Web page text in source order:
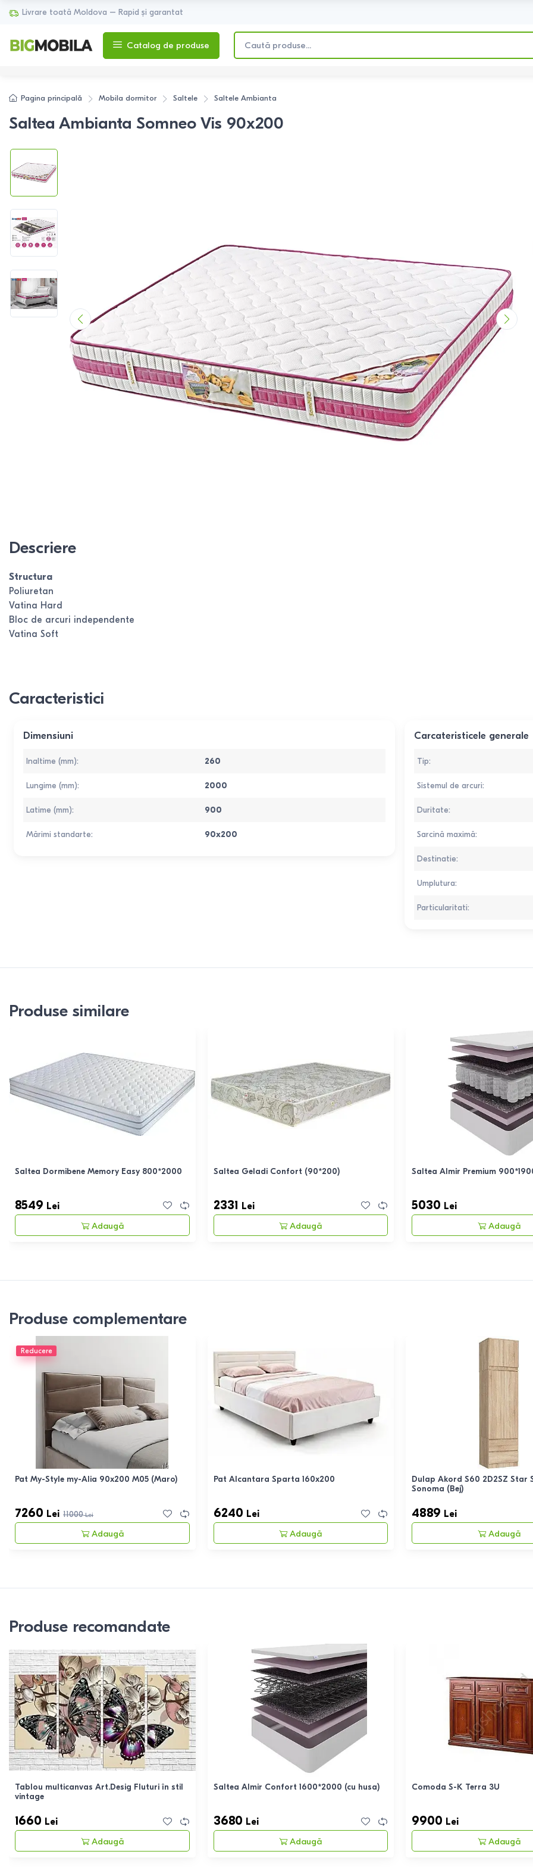
Livrare toată Moldova – Rapid și garantat
Catalog de produse
Pagina principală Mobila dormitor Saltele Saltele Ambianta
Saltea Ambianta Somneo Vis 90x200
Descriere
Structura
Poliuretan
Vatina Hard
Bloc de arcuri independente
Vatina Soft
Caracteristici
Dimensiuni
Inaltime (mm): 260
Lungime (mm): 2000
Latime (mm): 900
Mărimi standarte: 90x200
Carcateristicele generale
Tip:
Sistemul de arcuri:
Duritate:
Sarcină maximă:
Destinatie:
Umplutura:
Particularitati:
Produse similare
Saltea Dormibene Memory Easy 800*2000
8549 Lei
Adaugă
Saltea Geladi Confort (90*200)
2331 Lei
Adaugă
Saltea Almir Premium
5030 Lei
Adaugă
Produse complementare
Reducere
Pat My-Style my-Alia 90x200 M05 (Maro)
7260 Lei 11000Lei
Adaugă
Pat Alcantara Sparta 160x200
6240 Lei
Adaugă
Dulap Akord S60 2D2SZ Star
Sonoma (Bej)
4889 Lei
Adaugă
Produse recomandate
Tablou multicanvas Art.Desig Fluturi în stil
vintage
1660 Lei
Adaugă
Saltea Almir Confort 1600*2000 (cu husa)
3680 Lei
Adaugă
Comoda S-K Terra 3U
9900 Lei
Adaugă